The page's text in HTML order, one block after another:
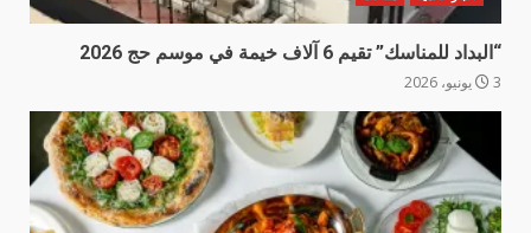
“البداد للمناسك” تقيم 6 آلاف خيمة في موسم حج 2026
3 يونيو، 2026